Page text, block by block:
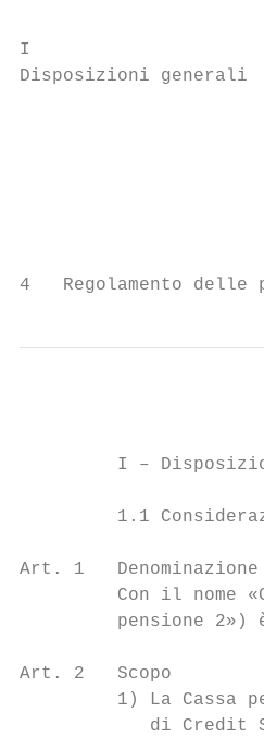
I
Disposizioni
4   Regolamento delle
I –
1.1
Art. 1   Denominazione
Con il nome
pensione 2»)
Art. 2   Scopo
1) La Cassa
di Credit